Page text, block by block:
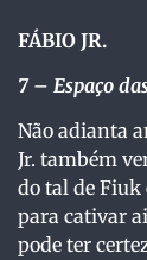
FÁBIO JR.
7 – Espaço
Não adianta
Jr. também
do tal de Fiuk
para cativar
pode ter